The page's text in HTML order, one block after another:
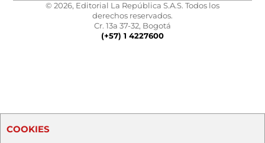
© 2026, Editorial La República S.A.S. Todos los
derechos reservados.
Cr. 13a 37-32, Bogotá
(+57) 1 4227600
COOKIES